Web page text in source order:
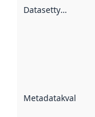
Datasettype
Metadatakvalitet